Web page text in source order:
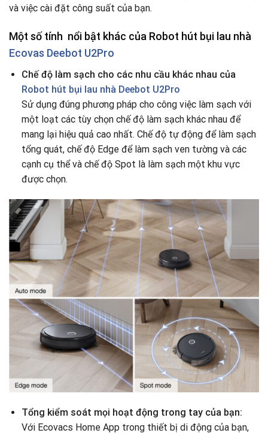
và việc cài đặt công suất của bạn.
Một số tính nổi bật khác của Robot hút bụi lau nhà
Ecovas Deebot U2Pro
Chế độ làm sạch cho các nhu cầu khác nhau của
Robot hút bụi lau nhà Deebot U2Pro
Sử dụng đúng phương pháp cho công việc làm sạch với
một loạt các tùy chọn chế độ làm sạch khác nhau để
mang lại hiệu quả cao nhất. Chế độ tự động để làm sạch
tổng quát, chế độ Edge để làm sạch ven tường và các
cạnh cụ thể và chế độ Spot là làm sạch một khu vực
được chọn.
Tổng kiểm soát mọi hoạt động trong tay của bạn:
Với Ecovacs Home App trong thiết bị di động của bạn,